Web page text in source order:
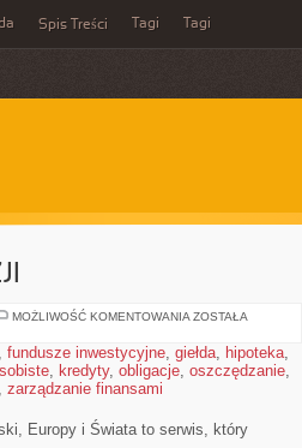
Spis Treści Tagi Tagi
MOŻLIWOŚĆ KOMENTOWANIA PODRÓŻE
AZJI
ZOSTAŁA
, fundusze inwestycyjne, giełda, hipoteka,
, kredyty, obligacje, oszczędzanie,
, zarządzanie finansami
Europy i Świata to serwis, który